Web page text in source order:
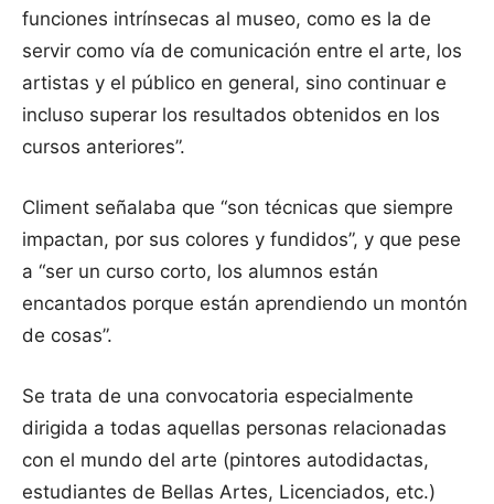
funciones intrínsecas al museo, como es la de
servir como vía de comunicación entre el arte, los
artistas y el público en general, sino continuar e
incluso superar los resultados obtenidos en los
cursos anteriores”.
Climent señalaba que “son técnicas que siempre
impactan, por sus colores y fundidos”, y que pese
a “ser un curso corto, los alumnos están
encantados porque están aprendiendo un montón
de cosas”.
Se trata de una convocatoria especialmente
dirigida a todas aquellas personas relacionadas
con el mundo del arte (pintores autodidactas,
estudiantes de Bellas Artes, Licenciados, etc.)